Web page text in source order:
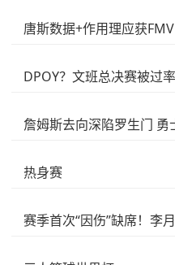
唐斯数据+作用理应获
DPOY？文班总决赛被过
詹姆斯去向深陷罗生门 勇
热身赛
赛季首次“因伤”缺席！李